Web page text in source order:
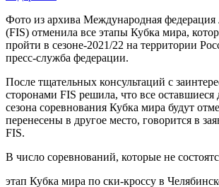
Фото из архива Международная федерация
(FIS) отменила все этапы Кубка мира,
пройти в сезоне-2021/22 на территории
пресс-служба федерации.
После тщательных консультаций с
сторонами FIS решила, что все оставшиеся
сезона соревнования Кубка мира будут
перенесены в другое место, говорится в
FIS.
В число соревнований, которые не
этап Кубка мира по ски-кроссу в